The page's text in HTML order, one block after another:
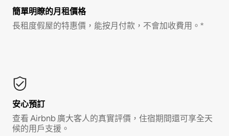
簡單明瞭的月租價格
長租度假屋的特惠價，能按月付款，不會加收費用。*
安心預訂
查看 Airbnb 廣大客人的真實評價，住宿期間還可享全天
候的用戶支援。